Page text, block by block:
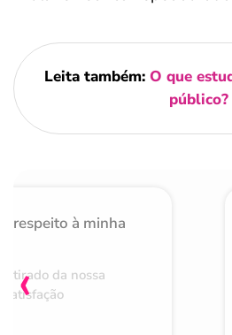
Leita também: O que
público​?
respeito à minha
da nossa
‹